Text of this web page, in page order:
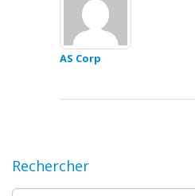
AS Corp
Rechercher